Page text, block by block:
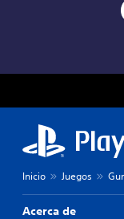
Inicio Juegos
Acerca de